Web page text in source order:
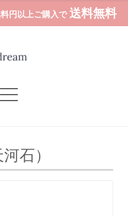
円以上ご購入で 送料無料
石）